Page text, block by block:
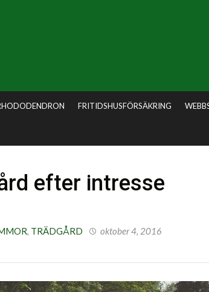
FRITIDSHUSFÖRSÄKRING
efter intresse
, TRÄDGÅRD oktober 4, 2016